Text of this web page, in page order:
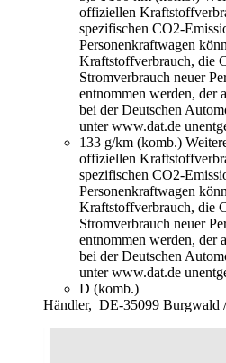
offiziellen
spezifischen CO2-
Personenkraftwagen
Kraftstoffverbrauch, die
Stromverbrauch neuer
entnommen werden, der
bei der Deutschen
unter www.dat.de
133 g/km (komb.)
offiziellen
spezifischen CO2-
Personenkraftwagen
Kraftstoffverbrauch, die
Stromverbrauch neuer
entnommen werden, der
bei der Deutschen
unter www.dat.de
D (komb.)
Händler, DE-35099 Burgwald